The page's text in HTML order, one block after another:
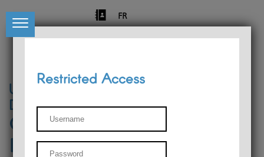
FR
University of Liège
Départment of Philosophy
Center for Phenomenological
Research
Restricted Access